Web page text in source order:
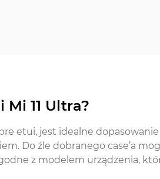
11 Ultra?
etui, jest idealne
Do źle dobranego case’a
z modelem urządzenia,